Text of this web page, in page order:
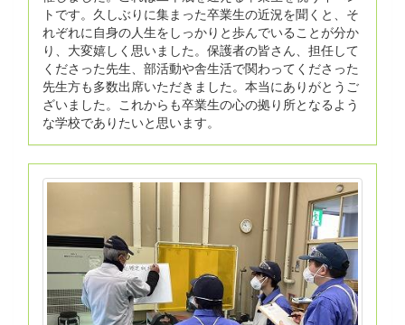
トです。久しぶりに集まった卒業生の近況を聞くと、そ
れぞれに自身の人生をしっかりと歩んでいることが分か
り、大変嬉しく思いました。保護者の皆さん、担任して
くださった先生、部活動や舎生活で関わってくださった
先生方も多数出席いただきました。本当にありがとうご
ざいました。これからも卒業生の心の拠り所となるよう
な学校でありたいと思います。